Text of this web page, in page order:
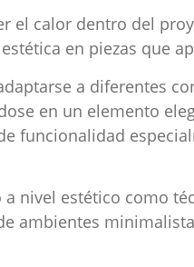
el calor dentro del
en piezas que
a diferentes
en un elemento
funcionalidad
nivel estético como
ambientes